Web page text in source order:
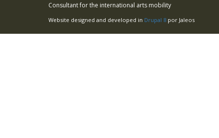
Consultant for the international arts mobility
Website designed and developed in Drupal 8 por Jaleos